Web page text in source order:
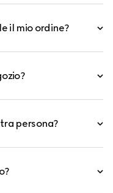
il mio ordine?
persona?